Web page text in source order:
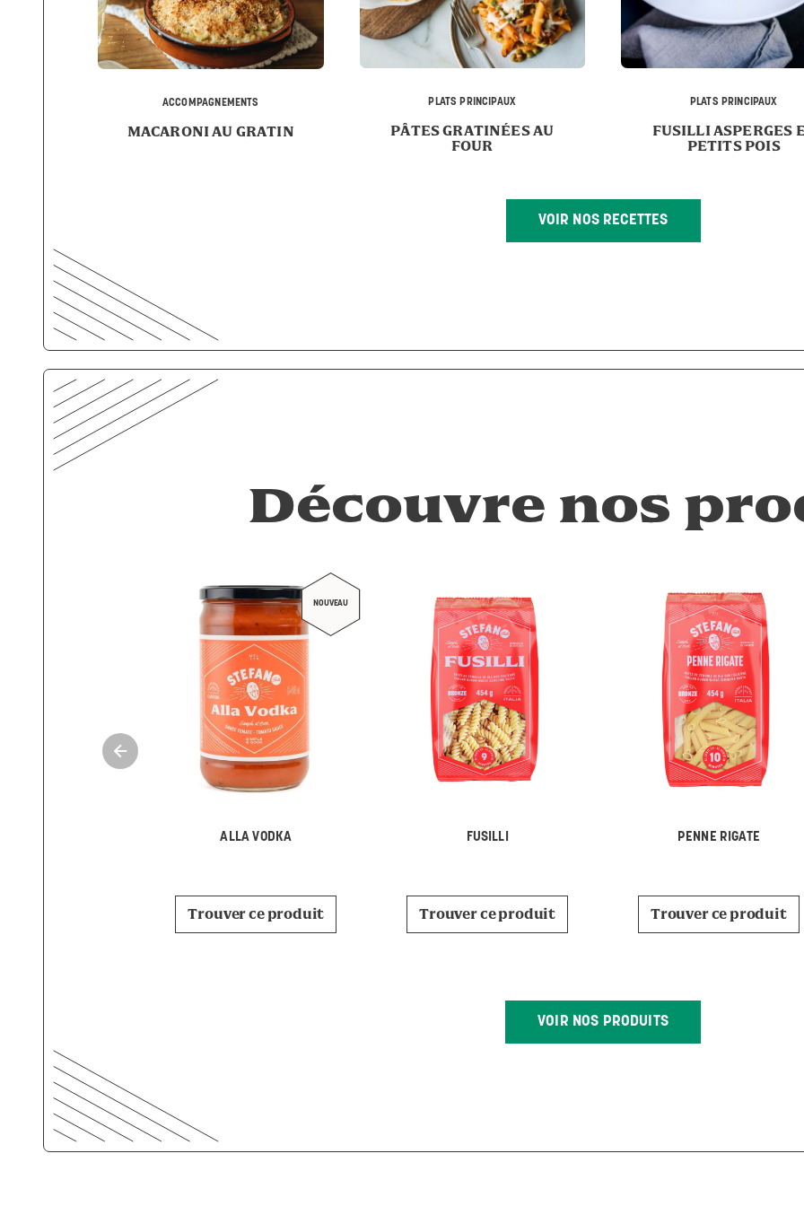
ACCOMPAGNEMENTS
MACARONI AU GRATIN
PLATS PRINCIPAUX
PÂTES GRATINÉES AU
FOUR
PLATS PRINCIPAUX
FUSILLI ASPERGES
PETITS POIS
VOIR NOS RECETTES
Découvre nos
NOUVEAU
ALLA VODKA
Trouver ce produit
FUSILLI
Trouver ce produit
PENNE RIGATE
Trouver ce produit
VOIR NOS PRODUITS